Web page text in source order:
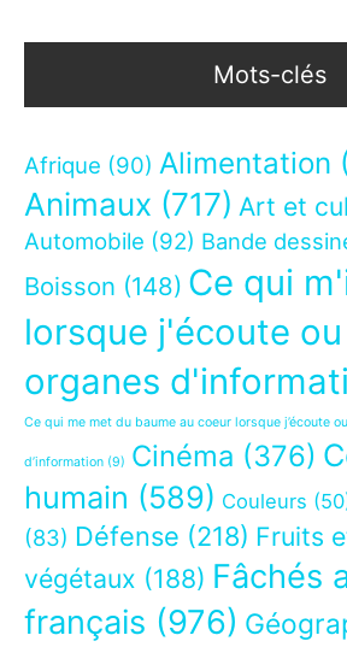
Mots-clés
Afrique (90) Alimentation
Animaux (717) Art et
Automobile (92) Bande
Boisson (148) Ce qui
lorsque j'écoute
organes
Ce qui me met du baume au coeur lorsque j’écoute
d’information (9) Cinéma (376)
humain (589) Couleurs
(83) Défense (218) Fruits
végétaux (188) Fâchés
français (976)